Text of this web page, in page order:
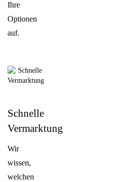
Ihre
Optionen
auf.
Schnelle
Vermarktung
Wir
wissen,
welchen